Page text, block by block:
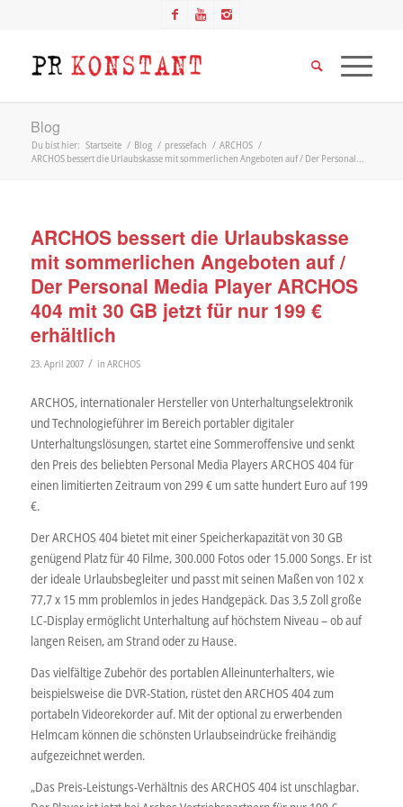
Blog
Du bist hier: Startseite / Blog / pressefach / ARCHOS /
ARCHOS bessert die Urlaubskasse mit sommerlichen Angeboten auf / Der Personal...
ARCHOS bessert die Urlaubskasse
mit sommerlichen Angeboten auf /
Der Personal Media Player ARCHOS
404 mit 30 GB jetzt für nur 199 €
erhältlich
23. April 2007 / in ARCHOS
ARCHOS, internationaler Hersteller von Unterhaltungselektronik
und Technologieführer im Bereich portabler digitaler
Unterhaltungslösungen, startet eine Sommeroffensive und senkt
den Preis des beliebten Personal Media Players ARCHOS 404 für
einen limitierten Zeitraum von 299 € um satte hundert Euro auf 199
€.
Der ARCHOS 404 bietet mit einer Speicherkapazität von 30 GB
genügend Platz für 40 Filme, 300.000 Fotos oder 15.000 Songs. Er ist
der ideale Urlaubsbegleiter und passt mit seinen Maßen von 102 x
77,7 x 15 mm problemlos in jedes Handgepäck. Das 3,5 Zoll große
LC-Display ermöglicht Unterhaltung auf höchstem Niveau – ob auf
langen Reisen, am Strand oder zu Hause.
Das vielfältige Zubehör des portablen Alleinunterhalters, wie
beispielsweise die DVR-Station, rüstet den ARCHOS 404 zum
portabeln Videorekorder auf. Mit der optional zu erwerbenden
Helmcam können die schönsten Urlaubseindrücke freihändig
aufgezeichnet werden.
„Das Preis-Leistungs-Verhältnis des ARCHOS 404 ist unschlagbar.